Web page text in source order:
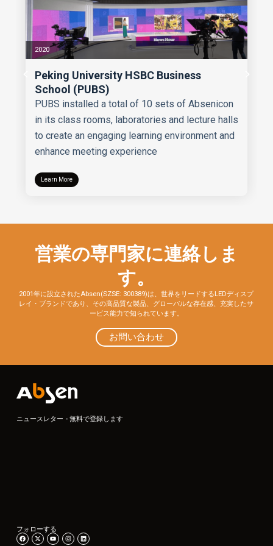
2020
Peking University HSBC Business
School (PUBS)
PUBS installed a total of 10 sets of Absenicon
in its class rooms, laboratories and lecture halls
to create an engaging learning environment and
enhance meeting experience
Learn More
営業の専門家に連絡しま
す。
2001年に設立されたAbsen(SZSE: 300389)は、世界をリードするLEDディスプ
レイ・ブランドであり、その高品質な製品、グローバルな存在感、充実したサ
ービス能力で知られています。
お問い合わせ
ニュースレター - 無料で登録します
フォローする